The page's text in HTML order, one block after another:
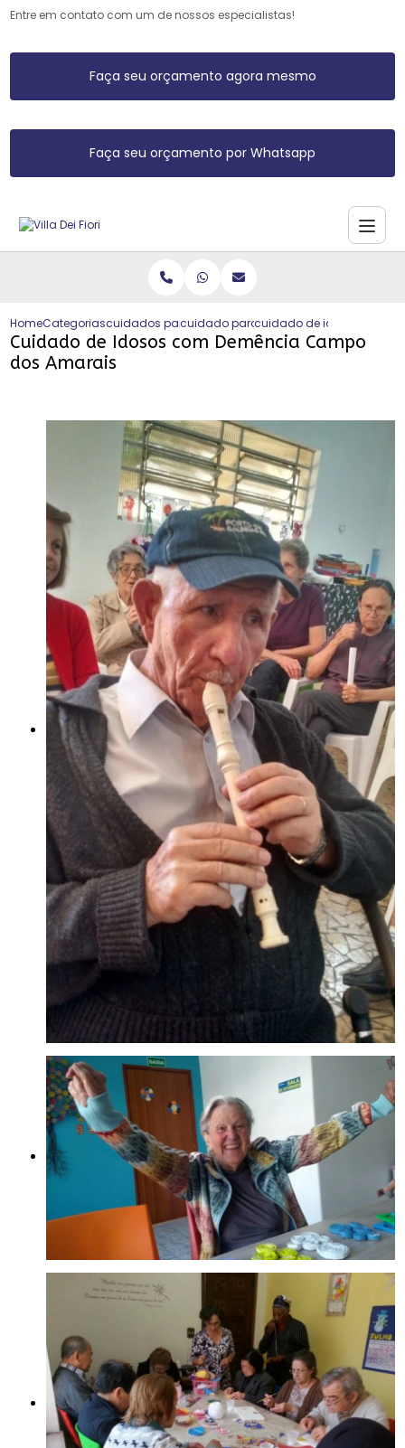
Entre em contato com um de nossos especialistas!
Faça seu orçamento agora mesmo
Faça seu orçamento por Whatsapp
HomeCategoriascuidados para idososcuidado para idosocuidado de idosos com
Cuidado de Idosos com Demência Campo
dos Amarais